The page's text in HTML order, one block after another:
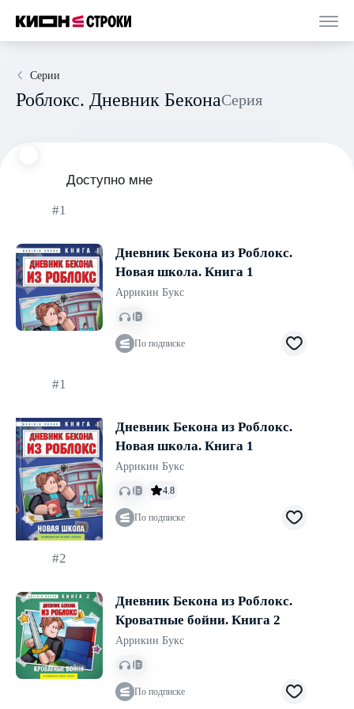
Серии
Роблокс. Дневник Бекона Серия
Доступно мне
#1
Дневник Бекона из Роблокс.
Новая школа. Книга 1
Аррикин Букс
По подписке
#1
Дневник Бекона из Роблокс.
Новая школа. Книга 1
Аррикин Букс
4.8
По подписке
#2
Дневник Бекона из Роблокс.
Кроватные бойни. Книга 2
Аррикин Букс
По подписке